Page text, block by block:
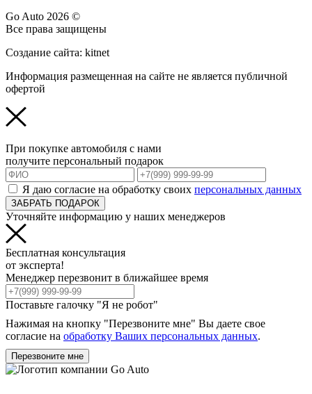
Go Auto 2026 ©
Все права защищены
Создание сайта: kitnet
Информация размещенная на сайте не является публичной
офертой
При покупке автомобиля с нами
получите персональный подарок
Я даю согласие на обработку своих персональных данных
ЗАБРАТЬ ПОДАРОК
Уточняйте информацию у наших менеджеров
Бесплатная консультация
от эксперта!
Менеджер перезвонит в ближайшее время
Поставьте галочку "Я не робот"
Нажимая на кнопку "Перезвоните мне" Вы даете свое
согласие на обработку Ваших персональных данных.
Перезвоните мне